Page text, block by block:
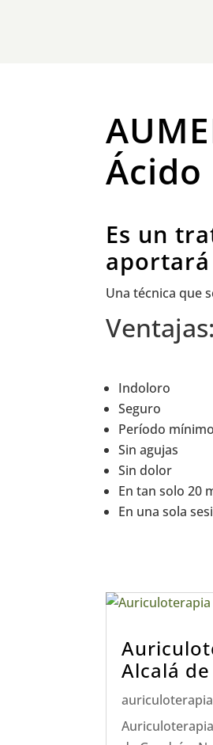
Es un
Una técnica que
Ventajas:
Indoloro
Seguro
Período
Sin agujas
Sin dolor
En tan solo 20
En una sola
Alcalá
auriculoterapia